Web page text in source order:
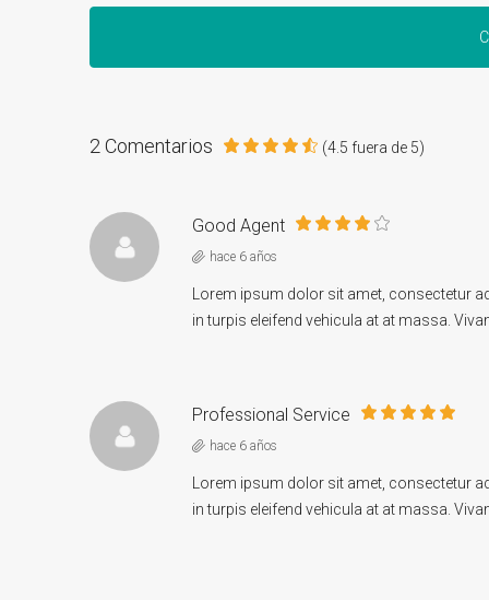
2 Comentarios (4.5 fuera de 5)
Good Agent
hace 6 años
Lorem ipsum dolor sit amet, consectetur
in turpis eleifend vehicula at at massa.
Professional Service
hace 6 años
Lorem ipsum dolor sit amet, consectetur
in turpis eleifend vehicula at at massa.